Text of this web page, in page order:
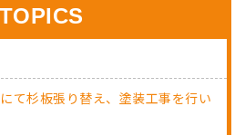
TOPICS
て杉板張り替え、塗装工事を行い